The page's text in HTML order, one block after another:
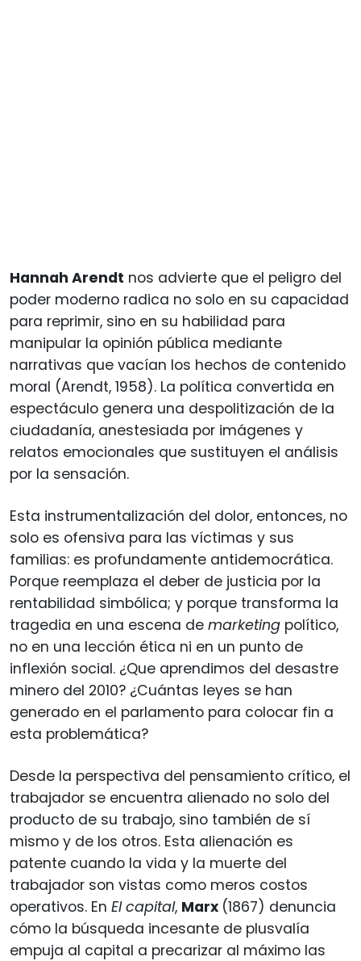
Hannah Arendt nos advierte que el peligro del
poder moderno radica no solo en su capacidad
para reprimir, sino en su habilidad para
manipular la opinión pública mediante
narrativas que vacían los hechos de contenido
moral (Arendt, 1958). La política convertida en
espectáculo genera una despolitización de la
ciudadanía, anestesiada por imágenes y
relatos emocionales que sustituyen el análisis
por la sensación.
Esta instrumentalización del dolor, entonces, no
solo es ofensiva para las víctimas y sus
familias: es profundamente antidemocrática.
Porque reemplaza el deber de justicia por la
rentabilidad simbólica; y porque transforma la
tragedia en una escena de marketing político,
no en una lección ética ni en un punto de
inflexión social. ¿Que aprendimos del desastre
minero del 2010? ¿Cuántas leyes se han
generado en el parlamento para colocar fin a
esta problemática?
Desde la perspectiva del pensamiento crítico, el
trabajador se encuentra alienado no solo del
producto de su trabajo, sino también de sí
mismo y de los otros. Esta alienación es
patente cuando la vida y la muerte del
trabajador son vistas como meros costos
operativos. En El capital, Marx (1867) denuncia
cómo la búsqueda incesante de plusvalía
empuja al capital a precarizar al máximo las